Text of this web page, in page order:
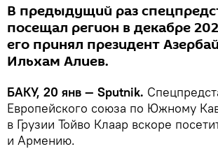
В предыдущий раз
посещал регион в декабре
его принял президент
Ильхам Алиев.
БАКУ, 20 янв — Sputnik.
Европейского союза по Южному
в Грузии Тойво Клаар вскоре
и Армению.